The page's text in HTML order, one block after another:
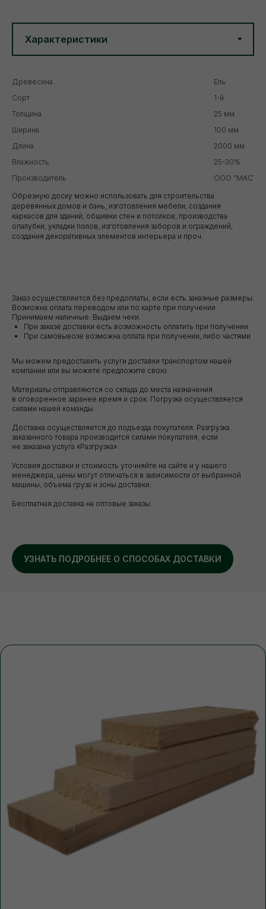
Древесина
Ель
Сорт
1-й
Толщина
25 мм
Ширина
100 мм
Длина
2000 мм
Влажность
25-30%
Производитель
ООО
Обрезную доску можно использовать для строительства
деревянных домов и бань, изготовления мебели, создания
каркасов для зданий, обшивки стен и потолков, производства
опалубки, укладки полов, изготовления заборов и ограждений,
создания декоративных элементов интерьера и проч.
Заказ осуществляется без предоплаты, если есть заказные размеры.
Возможна оплата переводом или по карте при получении.
Принимаем наличные. Выдаем чеки.
При заказе доставки есть возможность оплатить при получении
При самовывозе возможна оплата при получении, либо частями
Мы можем предоставить услуги доставки транспортом нашей
компании или вы можете предложите свою.
Материалы отправляются со склада до места назначения
в оговоренное заранее время и срок. Погрузка осуществляется
силами нашей команды.
Доставка осуществляется до подъезда покупателя. Разгрузка
заказанного товара производится силами покупателя, если
не заказана услуга «Разгрузка».
Условия доставки и стоимость уточняйте на сайте и у нашего
менеджера, цены могут отличаться в зависимости от выбранной
машины, объема груза и зоны доставки.
Бесплатная доставка на оптовые заказы.
УЗНАТЬ ПОДРОБНЕЕ О СПОСОБАХ ДОСТАВКИ
Либо вы можете заполнить форму для
консультации с нашим менеджером
Уточните вопросы у нашего
+7 (921) 844-47-77
+7 (926) 295-45-00